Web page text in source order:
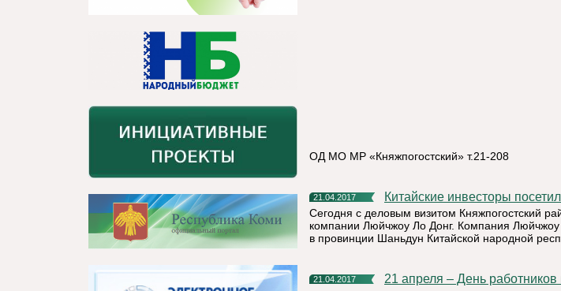
ОД МО МР «Княжпогостский» т.21-208
21.04.2017 Китайские инвесторы
Сегодня с деловым визитом Княжпогостский
компании Люйчжоу Ло Донг. Компания Люйчжоу
в провинции Шаньдун Китайской народной
21.04.2017 21 апреля – День